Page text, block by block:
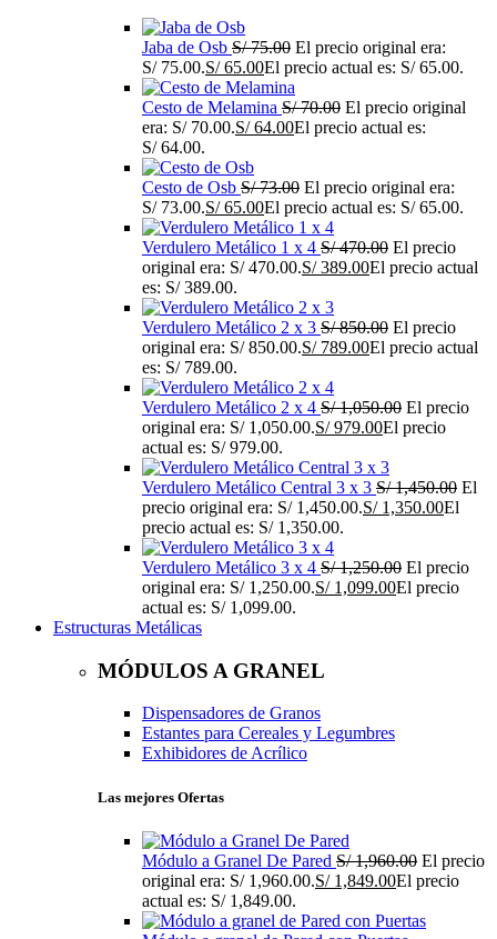
Jaba de Osb S/75.00 El precio original era:
S/ 75.00.S/65.00El precio actual es: S/ 65.00.
Cesto de Melamina S/70.00 El precio original
era: S/ 70.00.S/64.00El precio actual es:
S/ 64.00.
Cesto de Osb S/73.00 El precio original era:
S/ 73.00.S/65.00El precio actual es: S/ 65.00.
Verdulero Metálico 1 x 4 S/470.00 El precio
original era: S/ 470.00.S/389.00El precio actual
es: S/ 389.00.
Verdulero Metálico 2 x 3 S/850.00 El precio
original era: S/ 850.00.S/789.00El precio actual
es: S/ 789.00.
Verdulero Metálico 2 x 4 S/1,050.00 El precio
original era: S/ 1,050.00.S/979.00El precio
actual es: S/ 979.00.
Verdulero Metálico Central 3 x 3 S/1,450.00 El
precio original era: S/ 1,450.00.S/1,350.00El
precio actual es: S/ 1,350.00.
Verdulero Metálico 3 x 4 S/1,250.00 El precio
original era: S/ 1,250.00.S/1,099.00El precio
actual es: S/ 1,099.00.
Estructuras Metálicas
MÓDULOS A GRANEL
Dispensadores de Granos
Estantes para Cereales y Legumbres
Exhibidores de Acrílico
Las mejores Ofertas
Módulo a Granel De Pared S/1,960.00 El precio
original era: S/ 1,960.00.S/1,849.00El precio
actual es: S/ 1,849.00.